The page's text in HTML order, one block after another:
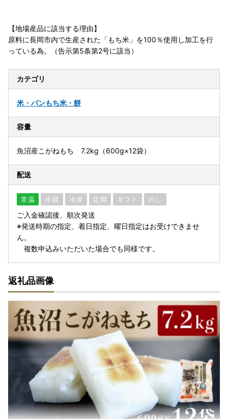
【地場産品に該当する理由】
原料に長岡市内で生産された「もち米」を100％使用し加工を行
っている為。（告示第5条第2号に該当）
カテゴリ
米・パンもち米・餅
容量
魚沼産こがねもち 7.2kg（600g×12袋）
配送
常温 冷蔵 冷凍 定期 ギフト のし
ご入金確認後、順次発送
※発送時期の指定、着日指定、曜日指定はお受けできませ
ん。
複数申込みいただいた場合でも同様です。
返礼品画像